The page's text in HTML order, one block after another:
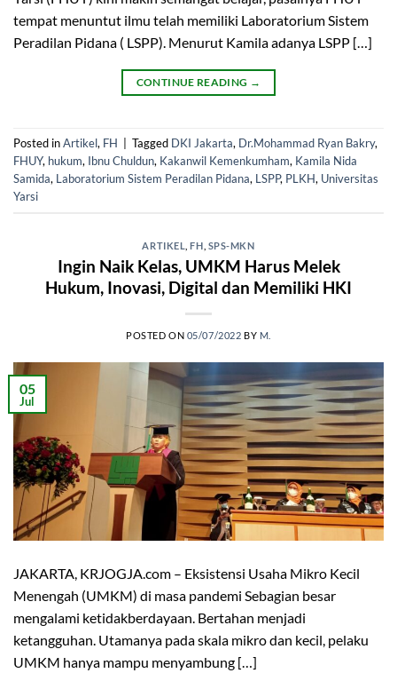
tempat menuntut ilmu telah memiliki Laboratorium Sistem
Peradilan Pidana ( LSPP). Menurut Kamila adanya LSPP […]
CONTINUE READING →
Posted inArtikel, FH Tagged DKI Jakarta, Dr.Mohammad Ryan Bakry,
FHUY, hukum, Ibnu Chuldun, Kakanwil Kemenkumham, Kamila Nida
Samida, Laboratorium Sistem Peradilan Pidana, LSPP, PLKH, Universitas
Yarsi
ARTIKEL ,FH SPS-MKN
Ingin Naik Kelas, UMKM Harus Melek
Hukum, Inovasi, Digital dan Memiliki HKI
POSTED ON 05/07/2022 BY M.
05
Jul
JAKARTA, KRJOGJA.com – Eksistensi Usaha Mikro Kecil
Menengah (UMKM) di masa pandemi Sebagian besar
mengalami ketidakberdayaan. Bertahan menjadi
ketangguhan. Utamanya pada skala mikro dan kecil, pelaku
UMKM hanya mampu menyambung […]